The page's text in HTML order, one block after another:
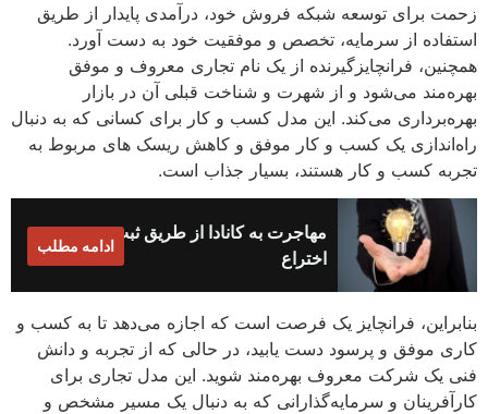
زحمت برای توسعه شبکه فروش خود، درآمدی پایدار از طریق
استفاده از سرمایه، تخصص و موفقیت خود به دست آورد.
همچنین، فرانچایزگیرنده از یک نام تجاری معروف و موفق
بهره‌مند می‌شود و از شهرت و شناخت قبلی آن در بازار
بهره‌برداری می‌کند. این مدل کسب و کار برای کسانی که به دنبال
راه‌اندازی یک کسب و کار موفق و کاهش ریسک های مربوط به
تجربه کسب و کار هستند، بسیار جذاب است.
مهاجرت به کانادا از طریق ثبت
اختراع
ادامه مطلب
بنابراین، فرانچایز یک فرصت است که اجازه می‌دهد تا به کسب و
کاری موفق و پرسود دست یابید، در حالی که از تجربه و دانش
فنی یک شرکت معروف بهره‌مند شوید. این مدل تجاری برای
کارآفرینان و سرمایه‌گذارانی که به دنبال یک مسیر مشخص و